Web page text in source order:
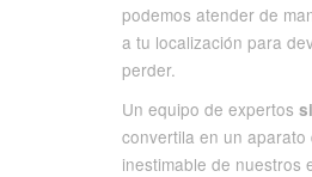
podemos atender de
a tu localización para
perder.
Un equipo de expertos
convertila en un
inestimable de nuestros